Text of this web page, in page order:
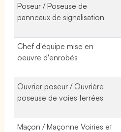
Poseur / Poseuse de
panneaux de signalisation
Chef d'équipe mise en
oeuvre d'enrobés
Ouvrier poseur / Ouvrière
poseuse de voies ferrées
Maçon / Maçonne Voiries et